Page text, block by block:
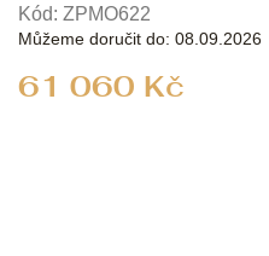
61 060 Kč
Můžeme doručit do: 08.09.2026
Kód: ZPMO622